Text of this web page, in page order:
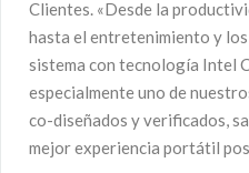
Clientes. «Desde la
hasta el entretenimiento y
sistema con tecnología Intel
especialmente uno de
co-diseñados y verificados,
mejor experiencia portátil